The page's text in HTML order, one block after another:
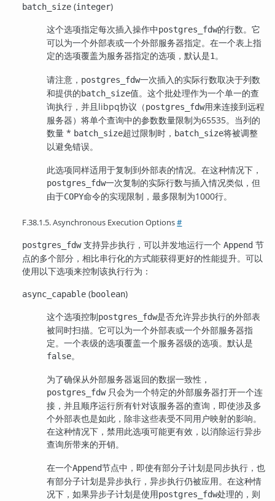
batch_size (integer)
这个选项指定每次插入操作中postgres_fdw的行数。它
可以为一个外部表或一个外部服务器指定。在一个表上指
定的选项覆盖为服务器指定的选项，默认是1。
请注意， postgres_fdw一次插入的实际行数取决于列数
和提供的batch_size值。这个批处理作为一个单一的查
询执行，并且libpq协议（postgres_fdw用来连接到远程
服务器）将单个查询中的参数数量限制为65535。当列的
数量 * batch_size超过限制时， batch_size将被调整
以避免错误。
此选项同样适用于复制到外部表的情况。在这种情况下，
postgres_fdw一次复制的实际行数与插入情况类似，但
由于COPY命令的实现限制，最多限制为1000行。
F.38.1.5. Asynchronous Execution Options#
postgres_fdw支持异步执行，可以并发地运行一个Append 节
点的多个部分，相比串行化的方式能获得更好的性能提升。可以
使用以下选项来控制该执行行为：
async_capable (boolean)
这个选项控制postgres_fdw是否允许异步执行的外部表
被同时扫描。它可以为一个外部表或一个外部服务器指
定。一个表级的选项覆盖一个服务器级的选项。默认是
false。
为了确保从外部服务器返回的数据一致性，
postgres_fdw只会为一个特定的外部服务器打开一个连
接，并且顺序运行所有针对该服务器的查询，即使涉及多
个外部表也是如此，除非这些表受不同用户映射的影响。
在这种情况下，禁用此选项可能更有效，以消除运行异步
查询所带来的开销。
在一个Append节点中，即使有部分子计划是同步执行，也
有部分子计划是异步执行，异步执行仍被应用。在这种情
况下，如果异步子计划是使用postgres_fdw处理的，则